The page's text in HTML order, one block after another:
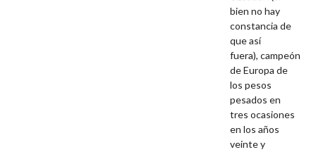
bien no hay
constancia de
que así
fuera), campeón
de Europa de
los pesos
pesados en
tres ocasiones
en los años
veinte y